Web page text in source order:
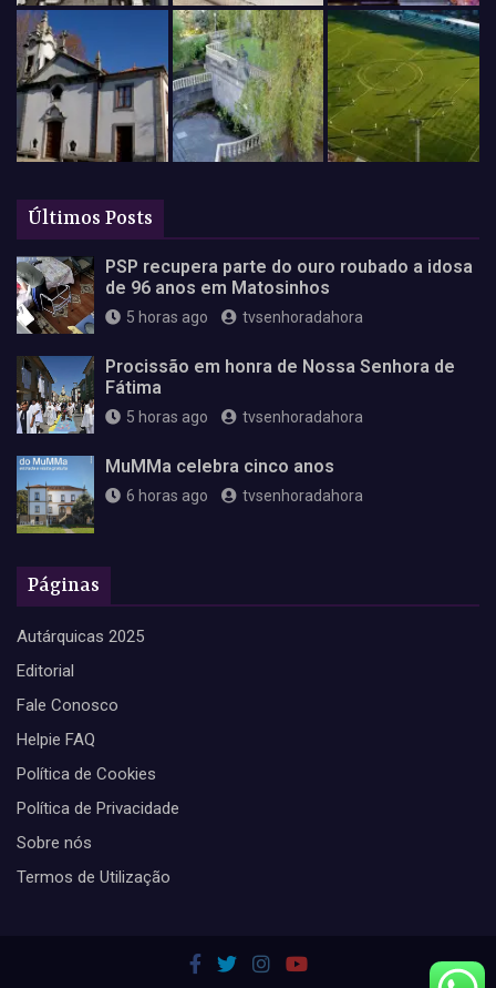
Últimos Posts
PSP recupera parte do ouro roubado a idosa
de 96 anos em Matosinhos
5 horas ago tvsenhoradahora
Procissão em honra de Nossa Senhora de
Fátima
5 horas ago tvsenhoradahora
MuMMa celebra cinco anos
6 horas ago tvsenhoradahora
Páginas
Autárquicas 2025
Editorial
Fale Conosco
Helpie FAQ
Política de Cookies
Política de Privacidade
Sobre nós
Termos de Utilização